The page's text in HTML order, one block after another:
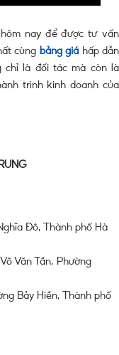
nay để được tư vấn
cùng bảng giá hấp dẫn
chỉ là đối tác mà còn là
trình kinh doanh của
Đô, Thành phố Hà
Văn Tần, Phường
Bảy Hiền, Thành phố